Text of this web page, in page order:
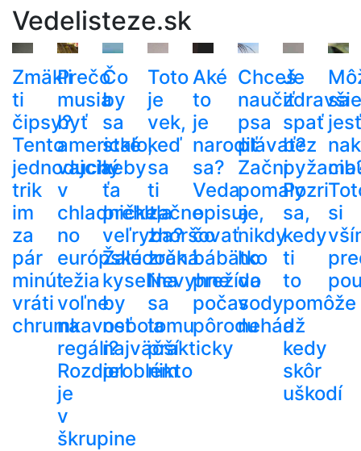
Vedelisteze.sk
Zmäkli
ti
čipsy?
Tento
jednoduchý
trik
im
za
pár
minút
vráti
chrumkavosť
Prečo
musia
byť
americké
vajcia
v
chladničke,
no
európske
ležia
voľne
na
regáli?
Rozdiel
je
v
škrupine
Čo
by
sa
stalo,
keby
ťa
prehltla
veľryba?
Žalúdočná
kyselina
by
nebola
najväčší
problém
Toto
je
vek,
keď
sa
ti
začne
zhoršovať
zrak.
Nevyhne
sa
tomu
prakticky
nikto
Aké
to
je
narodiť
sa?
Veda
opisuje,
čo
bábätko
prežíva
počas
pôrodu
Chceš
naučiť
psa
plávať?
Začni
pomaly
a
nikdy
ho
do
vody
nehádž
Je
zdravšie
spať
bez
Pozri
sa,
kedy
ti
to
pomôže
a
kedy
skôr
uškodí
sa
jesť
si